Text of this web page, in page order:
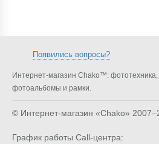
Появились вопросы?
Интернет-магазин Chako™: фототехника,
фотоальбомы и рамки.
© Интернет-магазин «Chako»
График работы Call-центра: